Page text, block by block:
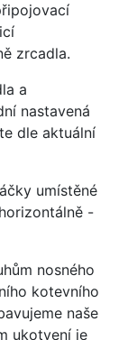
zrcadla.
a
nastavená
dle aktuální
umístěné
-
nosného
kotevního
naše
ukotvení je